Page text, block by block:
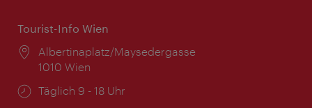
Tourist-Info Wien
Ort:
Albertinaplatz/Maysedergasse
1010 Wien
Öffnungszeiten:
Täglich 9 - 18 Uhr